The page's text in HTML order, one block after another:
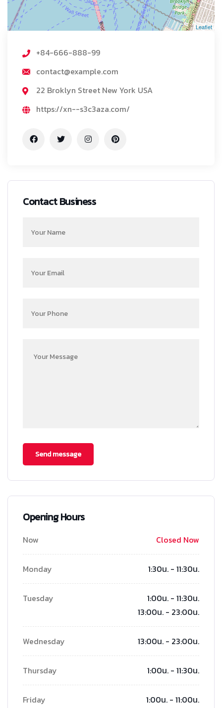
Leaflet
+84-666-888-99
contact@example.com
22 Broklyn Street New York USA
https://xn--s3c3aza.com/
Contact Business
Opening Hours
Now Closed Now
Monday 1:30น. - 11:30น.
Tuesday
1:00น. - 11:30น.
13:00น. - 23:00น.
Wednesday 13:00น. - 23:00น.
Thursday 1:00น. - 11:30น.
Friday
1:00น. - 11:00น.